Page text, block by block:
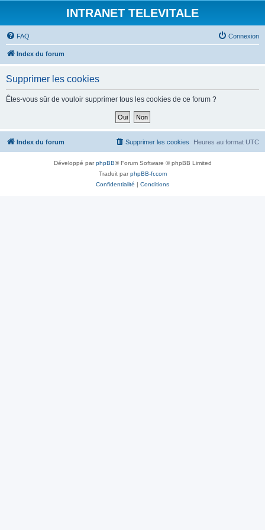
INTRANET TELEVITALE
FAQ Connexion
Index du forum
Supprimer les cookies
Êtes-vous sûr de vouloir supprimer tous les cookies de ce forum ?
Index du forum Heures au format UTC
Supprimer les cookies
Développé parphpBB® Forum Software © phpBB Limited
Traduit parphpBB-fr.com
Confidentialité | Conditions